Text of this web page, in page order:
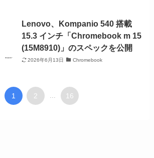
Lenovo、Kompanio 540 搭載
15.3 インチ「Chromebook m 15
(15M8910)」のスペックを公開
2026年6月13日 Chromebook
1 2 ... 16